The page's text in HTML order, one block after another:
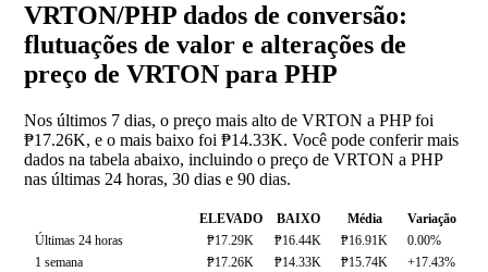
VRTON/PHP dados de conversão:
flutuações de valor e alterações de
preço de VRTON para PHP
Nos últimos 7 dias, o preço mais alto de VRTON a PHP foi
₱17.26K, e o mais baixo foi ₱14.33K. Você pode conferir mais
dados na tabela abaixo, incluindo o preço de VRTON a PHP
nas últimas 24 horas, 30 dias e 90 dias.
ELEVADO BAIXO Média
Variação
Últimas 24 horas
₱17.29K ₱16.44K ₱16.91K
0.00%
1 semana
₱17.26K ₱14.33K ₱15.74K
+17.43%